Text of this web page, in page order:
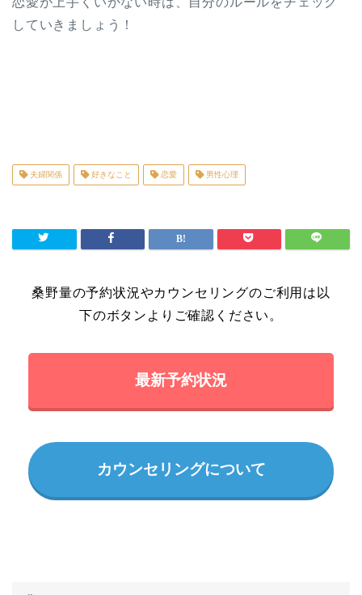
していきましょう！
夫婦関係 好きなこと 恋愛 男性心理
桑野量の予約状況やカウンセリングのご利用は以
下のボタンよりご確認ください。
最新予約状況
カウンセリングについて